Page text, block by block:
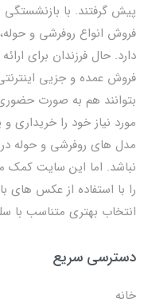
پیش گرفتند. با بازنشستگی
فروش عمده و جزیی اینترنتی
بتوانند هم به صورت
مورد نیاز خود را
مدل های روفرشی و حوله
نباشد. اما این سایت کمک
را با استفاده از عکس های
انتخاب بهتری متناسب با
دسترسی سریع
خانه